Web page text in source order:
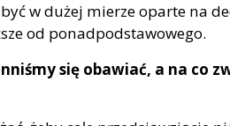
w dużej mierze oparte na
od ponadpodstawowego.
się obawiać, a na co